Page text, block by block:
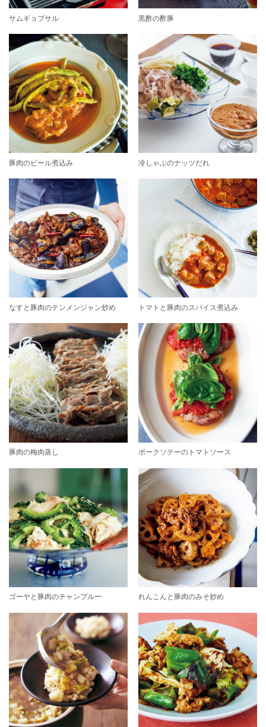
サムギョプサル 黒酢の酢豚
豚肉のビール煮込み 冷しゃぶのナッツだれ
なすと豚肉のテンメンジャン炒め トマトと豚肉のスパイス煮込み
豚肉の梅肉蒸し ポークソテーのトマトソース
ゴーヤと豚肉のチャンプルー れんこんと豚肉のみそ炒め